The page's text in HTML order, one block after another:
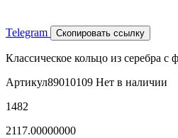
Telegram
Скопировать ссылку
Классическое кольцо из серебра с
Артикул89010109 Нет в наличии
1482
2117.00000000